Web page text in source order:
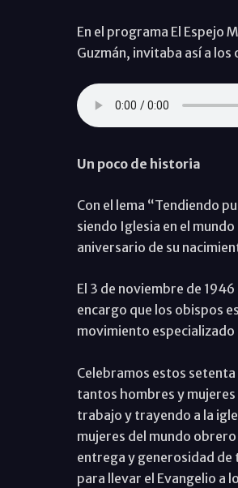
En el programa El Espejo
Guzmán, invitaba así a
Un poco de historia
Con el lema “Tendiendo
siendo Iglesia en el
aniversario de su
El 3 de noviembre de
encargo que los obispos
movimiento
Celebramos estos
tantos hombres y mujeres
trabajo y trayendo a la
mujeres del mundo
entrega y generosidad de
para llevar el Evangelio a